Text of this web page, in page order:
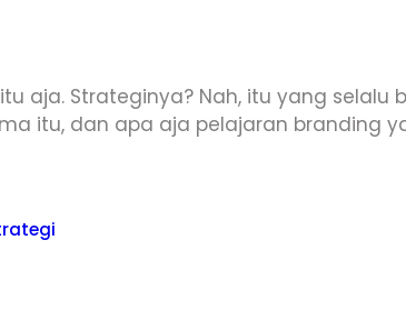
aja. Strateginya? Nah, itu yang selalu
itu, dan apa aja pelajaran branding